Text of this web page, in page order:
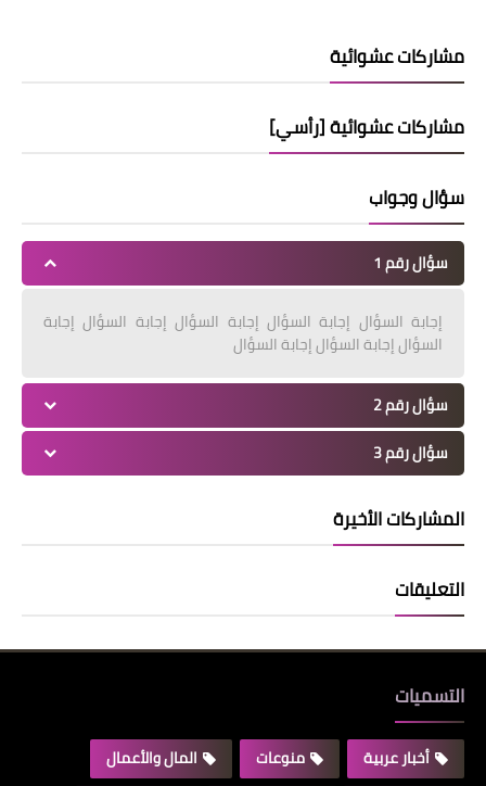
مشاركات عشوائية
مشاركات عشوائية [رأسي]
سؤال وجواب
سؤال رقم 1
إجابة السؤال إجابة السؤال إجابة السؤال إجابة السؤال إجابة
السؤال إجابة السؤال إجابة السؤال
سؤال رقم 2
سؤال رقم 3
المشاركات الأخيرة
التعليقات
التسميات
أخبار عربية منوعات
المال والأعمال